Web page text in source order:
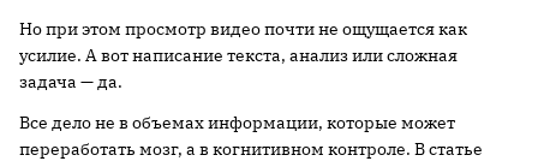
Но при этом просмотр видео почти не ощущается как
усилие. А вот написание текста, анализ или сложная
задача — да.
Все дело не в объемах информации, которые может
переработать мозг, а в когнитивном контроле. В статье